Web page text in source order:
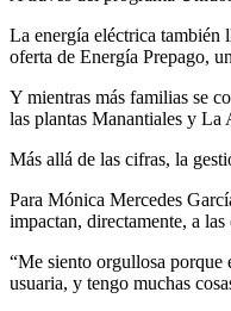
La energía eléctrica también
oferta de Energía Prepago,
Y mientras más familias se
las plantas Manantiales y La
Más allá de las cifras, la
Para Mónica Mercedes
impactan, directamente, a las
“Me siento orgullosa porque
usuaria, y tengo muchas